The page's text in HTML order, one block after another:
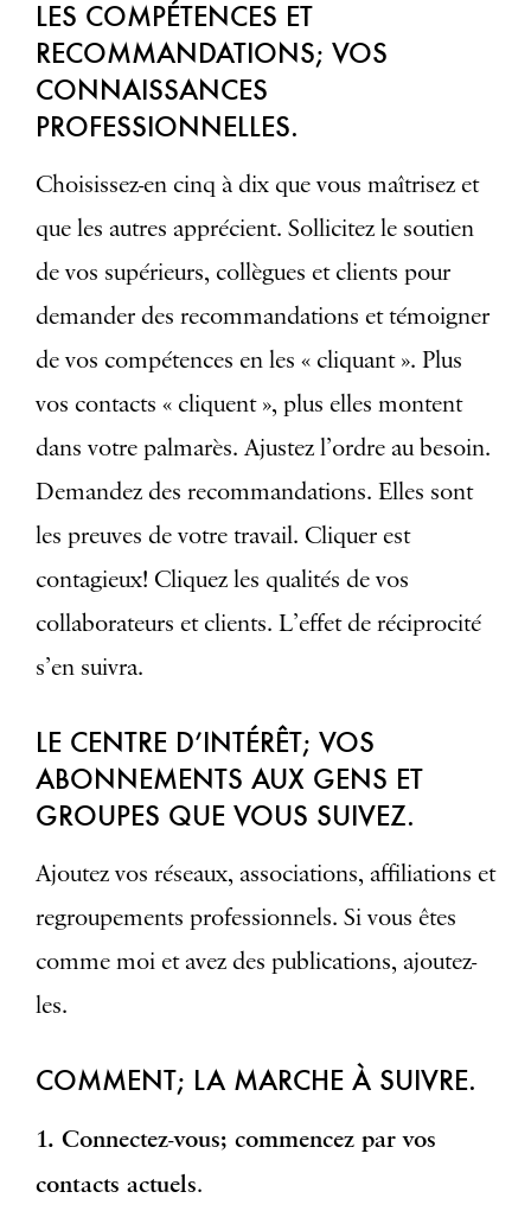
LES COMPÉTENCES ET
RECOMMANDATIONS; VOS
CONNAISSANCES
PROFESSIONNELLES.
Choisissez-en cinq à dix que vous maîtrisez et
que les autres apprécient. Sollicitez le soutien
de vos supérieurs, collègues et clients pour
demander des recommandations et témoigner
de vos compétences en les « cliquant ». Plus
vos contacts « cliquent », plus elles montent
dans votre palmarès. Ajustez l’ordre au besoin.
Demandez des recommandations. Elles sont
les preuves de votre travail. Cliquer est
contagieux! Cliquez les qualités de vos
collaborateurs et clients. L’effet de réciprocité
s’en suivra.
LE CENTRE D’INTÉRÊT; VOS
ABONNEMENTS AUX GENS ET
GROUPES QUE VOUS SUIVEZ.
Ajoutez vos réseaux, associations, affiliations et
regroupements professionnels. Si vous êtes
comme moi et avez des publications, ajoutez-
les.
COMMENT; LA MARCHE À SUIVRE.
1. Connectez-vous; commencez par vos
contacts actuels.